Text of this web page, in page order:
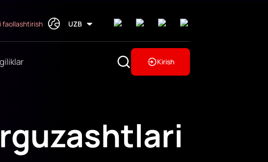
faollashtirish UZB
Kirish